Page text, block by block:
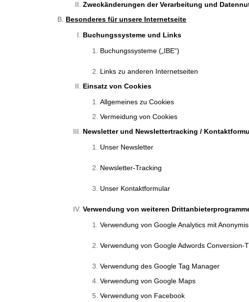
Zweckänderungen der Verarbeitung und
Besonderes für unsere Internetseite
Buchungssysteme und Links
Buchungssysteme („IBE“)
Links zu anderen Internetseiten
Einsatz von Cookies
Allgemeines zu Cookies
Vermeidung von Cookies
Newsletter und Newslettertracking /
Unser Newsletter
Newsletter-Tracking
Unser Kontaktformular
Verwendung von weiteren
Verwendung von Google Analytics mit
Verwendung von Google Adwords Conversion-
Verwendung des Google Tag Manager
Verwendung von Google Maps
Verwendung von Facebook